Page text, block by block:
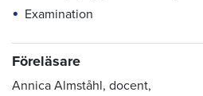
Examination
Föreläsare
Annica Almståhl, docent,